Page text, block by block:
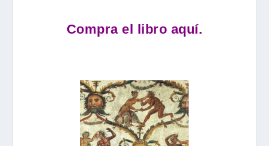
Compra el libro aquí.